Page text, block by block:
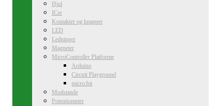
Hjul
ICer
Kontakter og knapper
LED
Ledninger
Magneter
MicroController Platforme
Arduino
Circuit Playground
micro:bit
Modstande
Potentiometer